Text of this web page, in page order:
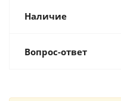
Наличие
Вопрос-ответ